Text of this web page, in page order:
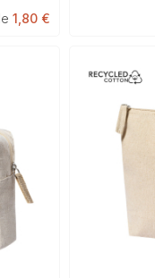
1,80 €